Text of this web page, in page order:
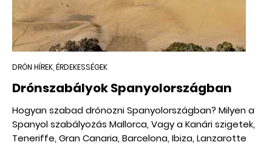
DRÓN HÍREK, ÉRDEKESSÉGEK
Drónszabályok Spanyolországban
Hogyan szabad drónozni Spanyolországban? Milyen a
Spanyol szabályozás Mallorca, Vagy a Kanári szigetek,
Teneriffe, Gran Canaria, Barcelona, Ibiza, Lanzarotte